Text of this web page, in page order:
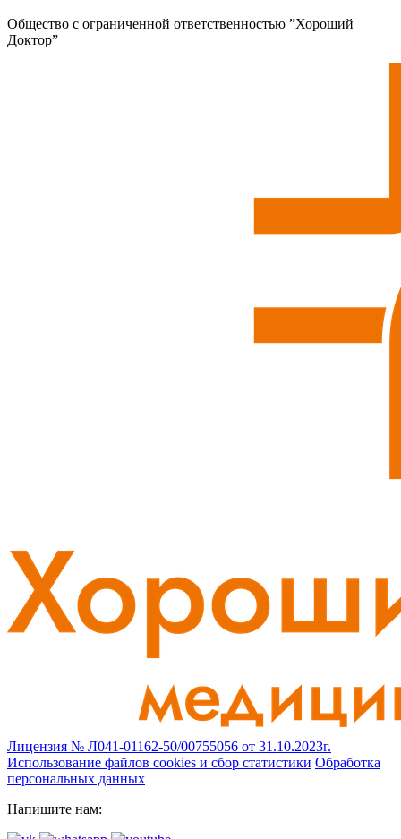
Общество с ограниченной ответственностью ”Хороший
Доктор”
Лицензия № Л041-01162-50/00755056 от 31.10.2023г.
Использование файлов cookies и сбор статистики Обработка
персональных данных
Напишите нам: